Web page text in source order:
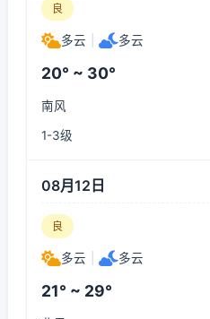
良
多云 多云
20° ~ 30°
南风
1-3级
08月12日
良
多云 多云
21° ~ 29°